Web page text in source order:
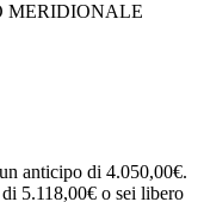
MERIDIONALE
anticipo di 4.050,00€.
5.118,00€ o sei libero